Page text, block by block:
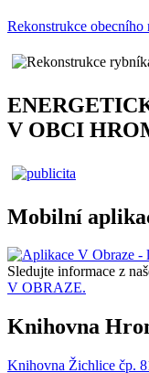
Rekonstrukce
V OBCI
Mobilní
Sledujte informace z
V OBRAZE.
Knihovna
Knihovna Žichlice čp.